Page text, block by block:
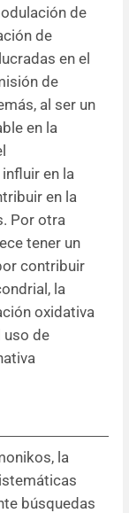
de
de
en el
de
al ser un
en la
en la
en la
Por otra
tener un
contribuir
la
oxidativa
uso de
la
búsquedas